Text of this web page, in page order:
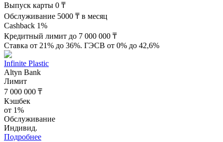
Выпуск карты 0 ₸
Обслуживание 5000 ₸ в месяц
Cashback 1%
Кредитный лимит до 7 000 000 ₸
Ставка от 21% до 36%. ГЭСВ от 0% до 42,6%
Infinite Plastic
Altyn Bank
Лимит
7 000 000 ₸
Кэшбек
от 1%
Обслуживание
Индивид.
Подробнее